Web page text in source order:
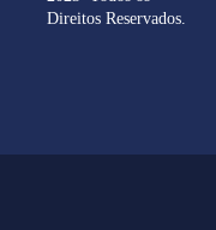
Direitos Reservados.